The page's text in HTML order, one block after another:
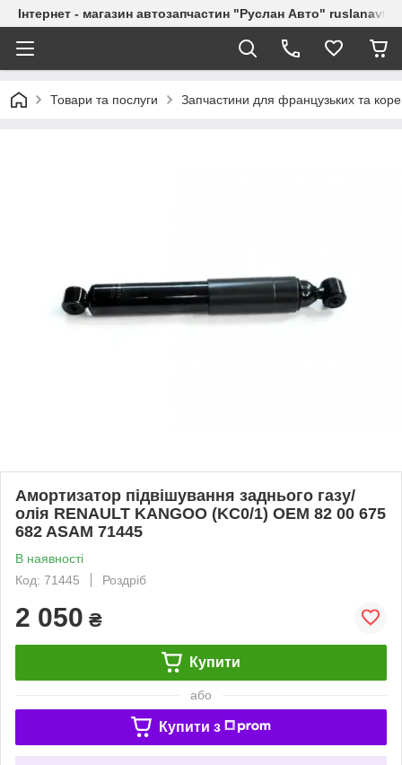
Інтернет - магазин автозапчастин "Руслан Авто"
Товари та послуги Запчастини для французьких та
Амортизатор підвішування заднього газу/
олія RENAULT KANGOO (KC0/1) OEM 82 00 675
682 ASAM 71445
В наявності
Код: 71445
Роздріб
2 050 ₴
Купити
або
Купити з